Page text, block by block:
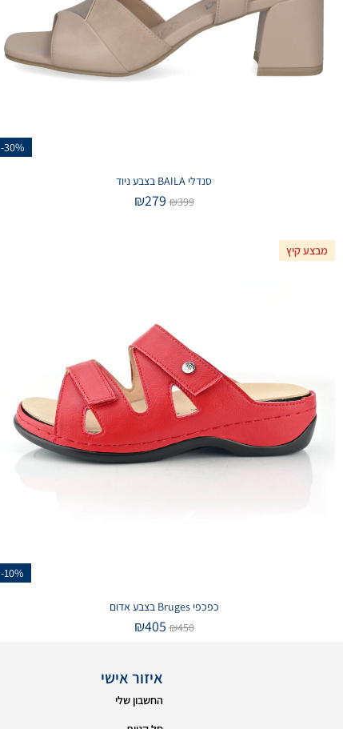
-30%
סנדלי BAILA בצבע ניוד
₪399
₪279
מבצע קיץ
-10%
כפכפי Bruges בצבע אדום
₪450
₪405
איזור אישי
החשבון שלי